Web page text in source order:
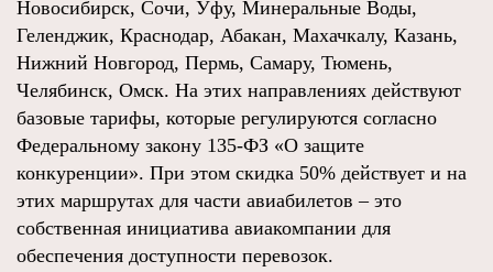
Новосибирск, Сочи, Уфу, Минеральные Воды,
Геленджик, Краснодар, Абакан, Махачкалу, Казань,
Нижний Новгород, Пермь, Самару, Тюмень,
Челябинск, Омск. На этих направлениях действуют
базовые тарифы, которые регулируются согласно
Федеральному закону 135-ФЗ «О защите
конкуренции». При этом скидка 50% действует и на
этих маршрутах для части авиабилетов – это
собственная инициатива авиакомпании для
обеспечения доступности перевозок.